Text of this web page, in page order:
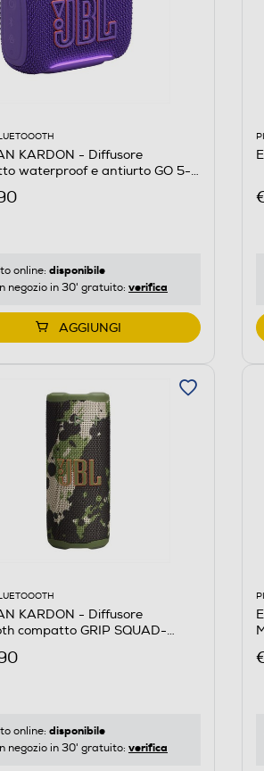
KARDON - Diffusore
waterproof e antiurto GO 5-
online: disponibile
negozio in 30' gratuito: verifica
AGGIUNGI
KARDON - Diffusore
compatto GRIP SQUAD-
online: disponibile
negozio in 30' gratuito: verifica